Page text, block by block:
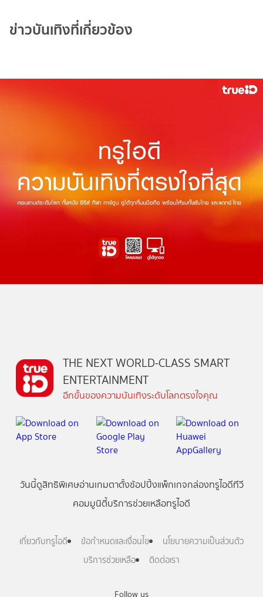
ข่าวบันเทิงที่เกี่ยวข้อง
Follow us
THE NEXT WORLD-CLASS SMART
ENTERTAINMENT
อีกขั้นของความบันเทิงระดับโลกตรงใจคุณ
วันนี้ดูสิทธิพิเศษอ่านเกมตาตั้งช้อปปิ้งแพ็กเกจกล่องทรูไอดีทีวี
คอมมูนิตี้บริการช่วยเหลือทรูไอดี
เกี่ยวกับทรูไอดี ข้อกำหนดและเงื่อนไข
นโยบายความเป็นส่วนตัว
บริการช่วยเหลือ
ติดต่อเรา